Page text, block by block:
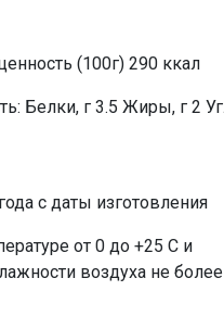
(100г) 290 ккал
Белки, г 3.5 Жиры, г 2
с даты изготовления
от 0 до +25 С и
воздуха не